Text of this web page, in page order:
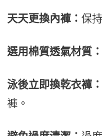
天天更換內褲： 保
選用棉質透氣材質：
泳後立即換乾衣褲：
褲。